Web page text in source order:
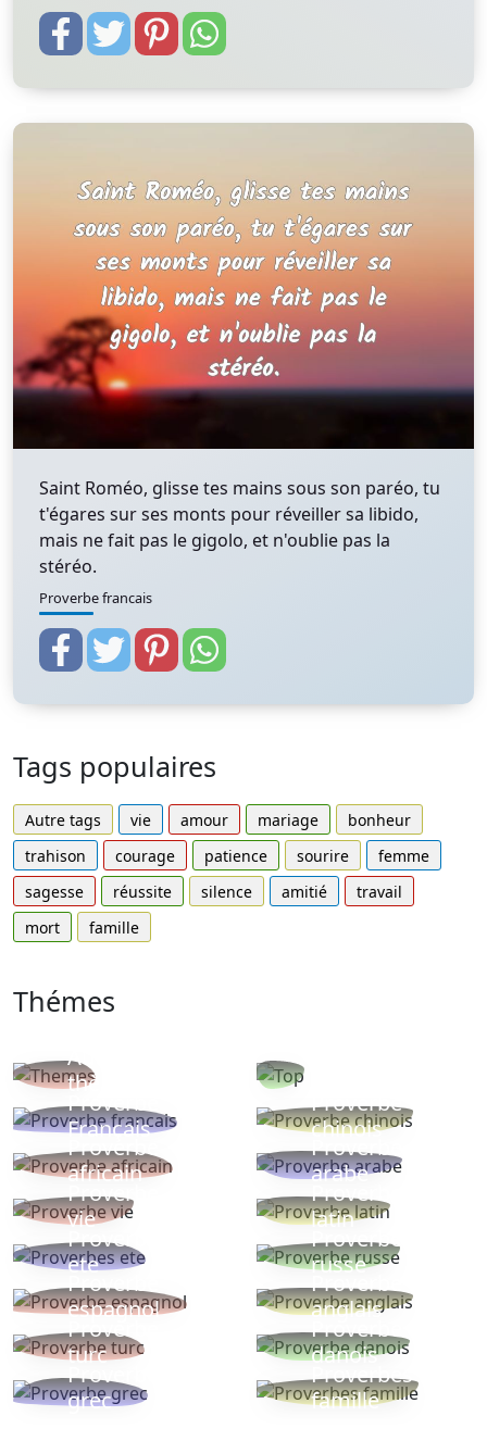
Saint Roméo, glisse tes mains sous son paréo, tu
t'égares sur ses monts pour réveiller sa libido,
mais ne fait pas le gigolo, et n'oublie pas la
stéréo.
Proverbe francais
Tags populaires
Autre tags vie amour mariage
bonheur
trahison
courage patience sourire
femme
sagesse
réussite silence amitié
travail
mort
famille
Thémes
Autres
thèmes
Proverbe
Français
Proverbe
chinois
Proverbe
africain
Proverbe
arabe
Proverbe
vie
Proverbe
latin
Proverbes
ete
Proverbe
russe
Proverbe
espagnol
Proverbe
anglais
Proverbe
turc
Proverbe
danois
Proverbe
grec
Proverbes
famille